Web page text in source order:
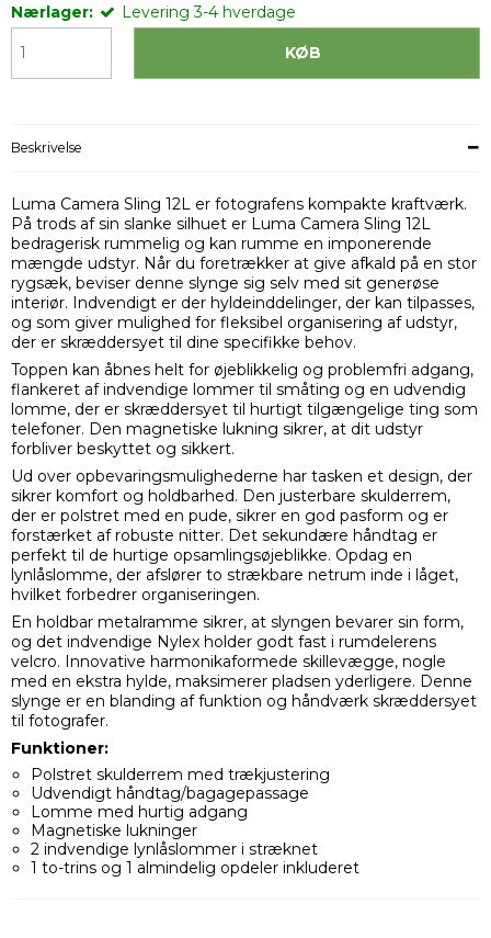
Nærlager:
Levering 3-4 hverdage
KØB
Beskrivelse
Luma Camera Sling 12L er fotografens kompakte kraftværk.
På trods af sin slanke silhuet er Luma Camera Sling 12L
bedragerisk rummelig og kan rumme en imponerende
mængde udstyr. Når du foretrækker at give afkald på en stor
rygsæk, beviser denne slynge sig selv med sit generøse
interiør. Indvendigt er der hyldeinddelinger, der kan tilpasses,
og som giver mulighed for fleksibel organisering af udstyr,
der er skræddersyet til dine specifikke behov.
Toppen kan åbnes helt for øjeblikkelig og problemfri adgang,
flankeret af indvendige lommer til småting og en udvendig
lomme, der er skræddersyet til hurtigt tilgængelige ting som
telefoner. Den magnetiske lukning sikrer, at dit udstyr
forbliver beskyttet og sikkert.
Ud over opbevaringsmulighederne har tasken et design, der
sikrer komfort og holdbarhed. Den justerbare skulderrem,
der er polstret med en pude, sikrer en god pasform og er
forstærket af robuste nitter. Det sekundære håndtag er
perfekt til de hurtige opsamlingsøjeblikke. Opdag en
lynlåslomme, der afslører to strækbare netrum inde i låget,
hvilket forbedrer organiseringen.
En holdbar metalramme sikrer, at slyngen bevarer sin form,
og det indvendige Nylex holder godt fast i rumdelerens
velcro. Innovative harmonikaformede skillevægge, nogle
med en ekstra hylde, maksimerer pladsen yderligere. Denne
slynge er en blanding af funktion og håndværk skræddersyet
til fotografer.
Funktioner:
Polstret skulderrem med trækjustering
Udvendigt håndtag/bagagepassage
Lomme med hurtig adgang
Magnetiske lukninger
2 indvendige lynlåslommer i stræknet
1 to-trins og 1 almindelig opdeler inkluderet